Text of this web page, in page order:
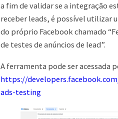
a fim de validar se a integração
receber leads, é possível utilizar
do próprio Facebook chamado
de testes de anúncios de lead”.
A ferramenta pode ser acessada
https://
ads-testing